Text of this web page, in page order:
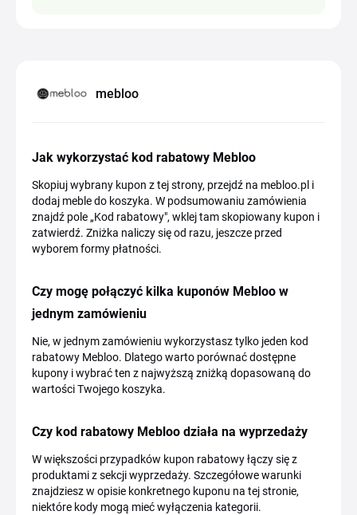
mebloo
Jak wykorzystać kod rabatowy Mebloo
Skopiuj wybrany kupon z tej strony, przejdź na mebloo.pl i
dodaj meble do koszyka. W podsumowaniu zamówienia
znajdź pole „Kod rabatowy", wklej tam skopiowany kupon i
zatwierdź. Zniżka naliczy się od razu, jeszcze przed
wyborem formy płatności.
Czy mogę połączyć kilka kuponów Mebloo w
jednym zamówieniu
Nie, w jednym zamówieniu wykorzystasz tylko jeden kod
rabatowy Mebloo. Dlatego warto porównać dostępne
kupony i wybrać ten z najwyższą zniżką dopasowaną do
wartości Twojego koszyka.
Czy kod rabatowy Mebloo działa na wyprzedaży
W większości przypadków kupon rabatowy łączy się z
produktami z sekcji wyprzedaży. Szczegółowe warunki
znajdziesz w opisie konkretnego kuponu na tej stronie,
niektóre kody mogą mieć wyłączenia kategorii.